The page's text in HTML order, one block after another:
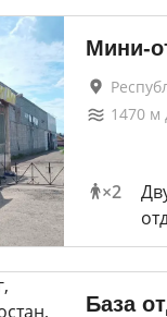
Мини-
1470м
×2
База